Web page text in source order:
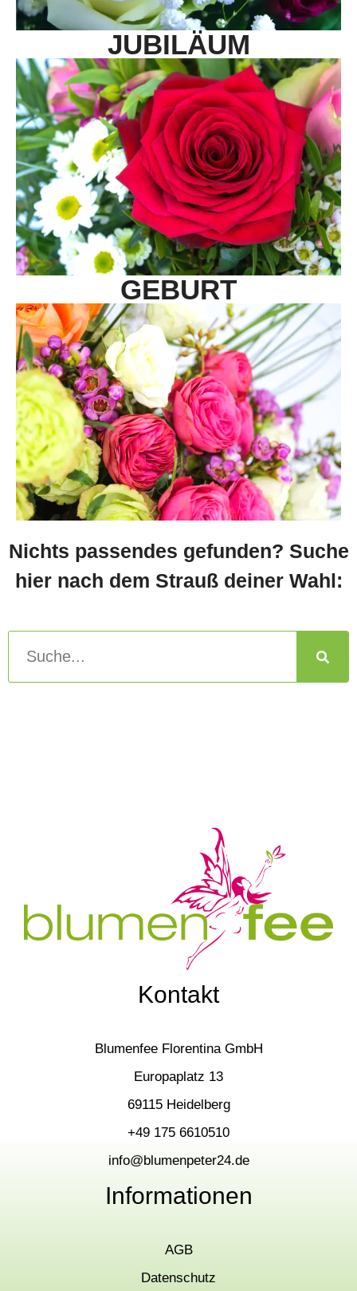
JUBILÄUM
GEBURT
Nichts passendes gefunden? Suche
hier nach dem Strauß deiner Wahl:
Kontakt
Blumenfee Florentina GmbH
Europaplatz 13
69115 Heidelberg
+49 175 6610510
info@blumenpeter24.de
Informationen
AGB
Datenschutz